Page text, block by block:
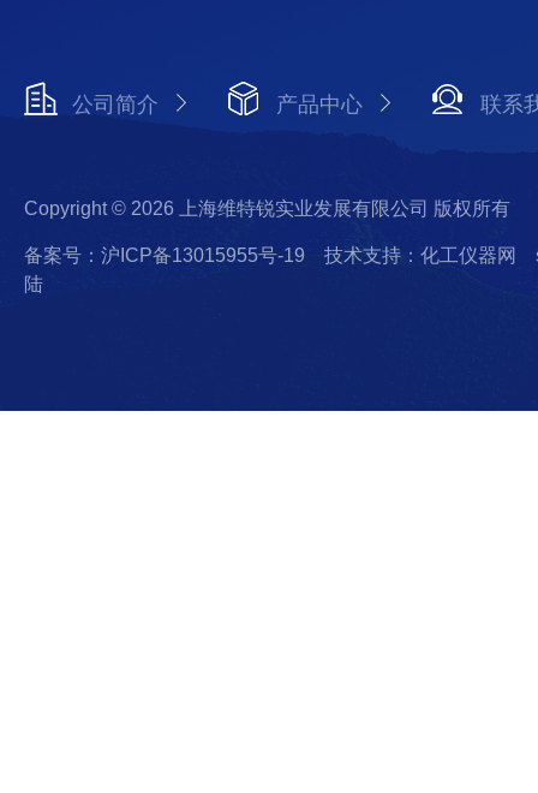
公司简介 产品中心 联系
Copyright © 2026 上海维特锐实业发展有限公司 版权所有
备案号：沪ICP备13015955号-19 技术支持：化工仪器网
陆